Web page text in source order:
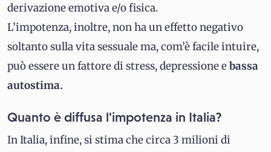
derivazione emotiva e/o fisica.
L’impotenza, inoltre, non ha un effetto negativo
soltanto sulla vita sessuale ma, com’è facile intuire,
può essere un fattore di stress, depressione ebassa
autostima.
Quanto è diffusa l'impotenza in Italia?
In Italia, infine, si stima che circa 3 milioni di